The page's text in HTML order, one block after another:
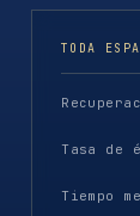
TODA
Tasa de
Tiempo